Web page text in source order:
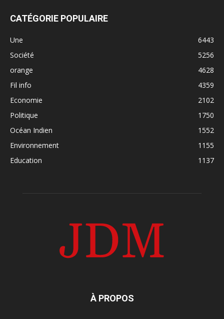
CATÉGORIE POPULAIRE
Une
6443
Société
5256
orange
4628
Fil info
4359
Economie
2102
Politique
1750
Océan Indien
1552
Environnement
1155
Education
1137
À PROPOS